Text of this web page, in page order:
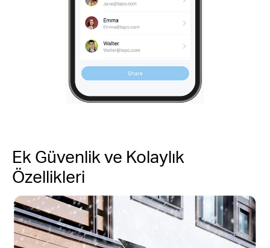
Ek Güvenlik ve Kolaylık
Özellikleri